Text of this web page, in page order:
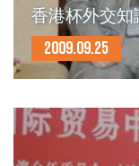
香港杯外交知
2009.09.25